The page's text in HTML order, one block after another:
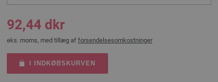
92,44 dkr
eks. moms, med tillæg af forsendelsesomkostninger
I INDKØBSKURVEN